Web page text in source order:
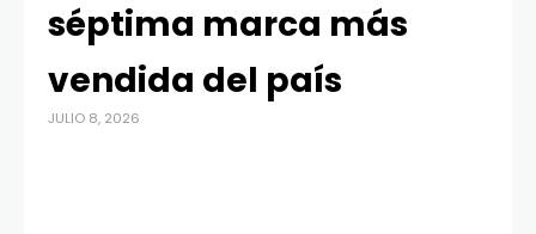
séptima marca más
vendida del país
JULIO 8, 2026